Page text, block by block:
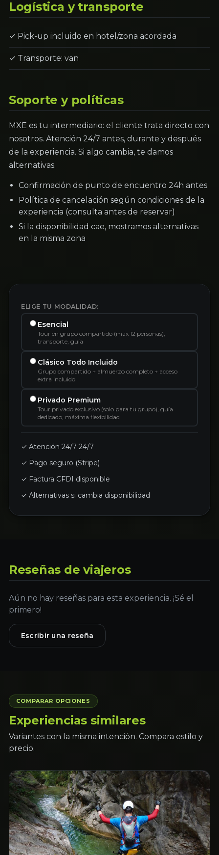
Logística y transporte
✓ Pick-up incluido en hotel/zona acordada
✓ Transporte: van
Soporte y políticas
MXE es tu intermediario: el cliente trata directo con
nosotros. Atención 24/7 antes, durante y después
de la experiencia. Si algo cambia, te damos
alternativas.
Confirmación de punto de encuentro 24h antes
Política de cancelación según condiciones de la
experiencia (consulta antes de reservar)
Si la disponibilidad cae, mostramos alternativas
en la misma zona
ELIGE TU MODALIDAD:
Esencial
Tour en grupo compartido (máx 12 personas),
transporte, guía
Clásico Todo Incluido
Grupo compartido + almuerzo completo + acceso
extra incluido
Privado Premium
Tour privado exclusivo (solo para tu grupo), guía
dedicado, máxima flexibilidad
✓ Atención 24/7 24/7
✓ Pago seguro (Stripe)
✓ Factura CFDI disponible
✓ Alternativas si cambia disponibilidad
Reseñas de viajeros
Aún no hay reseñas para esta experiencia. ¡Sé el
primero!
Escribir una reseña
COMPARAR OPCIONES
Experiencias similares
Variantes con la misma intención. Compara estilo y
precio.